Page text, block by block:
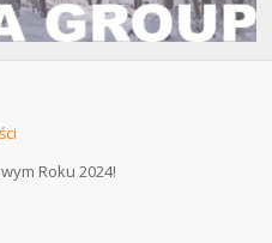
Roku 2024!